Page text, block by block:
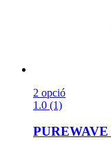
2 opció
1.0 (1)
PUREWAVE